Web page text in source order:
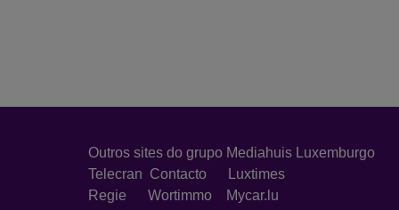
Outros sites do grupo Mediahuis Luxemburgo
Telecran Contacto
Luxtimes
Regie Wortimmo
Mycar.lu